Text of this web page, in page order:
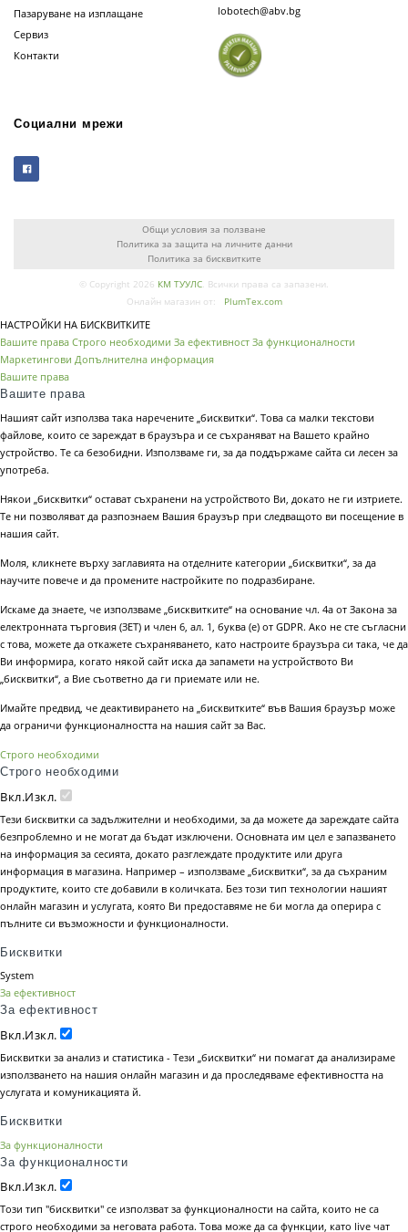
Пазаруване на изплащане
Сервиз
Контакти
lobotech@abv.bg
Социални мрежи
Общи условия за ползване
Политика за защита на личните данни
Политика за бисквитките
© Copyright 2026 КМ ТУУЛС. Всички права са запазени.
Онлайн магазин от:
PlumTex.com
НАСТРОЙКИ НА БИСКВИТКИТЕ
Вашите права Строго необходими За ефективност За функционалности
Маркетингови Допълнителна информация
Вашите права
Вашите права
Нашият сайт използва така наречените „бисквитки“. Това са малки текстови
файлове, които се зареждат в браузъра и се съхраняват на Вашето крайно
устройство. Те са безобидни. Използваме ги, за да поддържаме сайта си лесен за
употреба.
Някои „бисквитки“ остават съхранени на устройството Ви, докато не ги изтриете.
Те ни позволяват да разпознаем Вашия браузър при следващото ви посещение в
нашия сайт.
Моля, кликнете върху заглавията на отделните категории „бисквитки“, за да
научите повече и да промените настройките по подразбиране.
Искаме да знаете, че използваме „бисквитките“ на основание чл. 4а от Закона за
електронната търговия (ЗЕТ) и член 6, ал. 1, буква (е) от GDPR. Ако не сте съгласни
с това, можете да откажете съхраняването, като настроите браузъра си така, че да
Ви информира, когато някой сайт иска да запамети на устройството Ви
„бисквитки“, а Вие съответно да ги приемате или не.
Имайте предвид, че деактивирането на „бисквитките“ във Вашия браузър може
да ограничи функционалността на нашия сайт за Вас.
Строго необходими
Строго необходими
Вкл.Изкл.
Тези бисквитки са задължителни и необходими, за да можете да зареждате сайта
безпроблемно и не могат да бъдат изключени. Основната им цел е запазването
на информация за сесията, докато разглеждате продуктите или друга
информация в магазина. Например – използваме „бисквитки“, за да съхраним
продуктите, които сте добавили в количката. Без този тип технологии нашият
онлайн магазин и услугата, която Ви предоставяме не би могла да оперира с
пълните си възможности и функционалности.
Бисквитки
System
За ефективност
За ефективност
Вкл.Изкл.
Бисквитки за анализ и статистика - Тези „бисквитки“ ни помагат да анализираме
използването на нашия онлайн магазин и да проследяваме ефективността на
услугата и комуникацията й.
Бисквитки
За функционалности
За функционалности
Вкл.Изкл.
Този тип "бисквитки" се използват за функционалности на сайта, които не са
строго необходими за неговата работа. Това може да са функции, като live чат